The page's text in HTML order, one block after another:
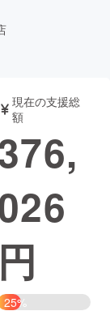
書籍・雑誌
チャレンジ
Creation
現在の支援総
額
円
25%